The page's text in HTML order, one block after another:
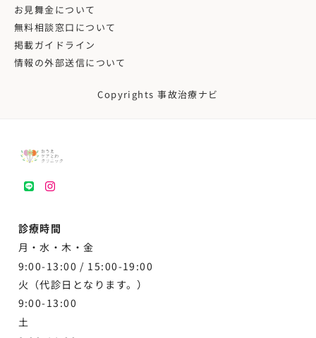
お見舞金について
無料相談窓口について
掲載ガイドライン
情報の外部送信について
Copyrights 事故治療ナビ
LINEinstagram
診療時間
月・水・木・金
9:00-13:00 / 15:00-19:00
火（代診日となります。）
9:00-13:00
土